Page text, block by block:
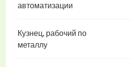
автоматизации
Кузнец, рабочий по
металлу